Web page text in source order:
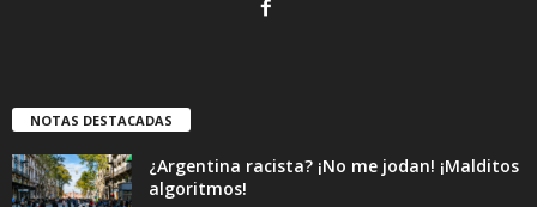
NOTAS DESTACADAS
¿Argentina racista? ¡No me jodan! ¡Malditos
algoritmos!